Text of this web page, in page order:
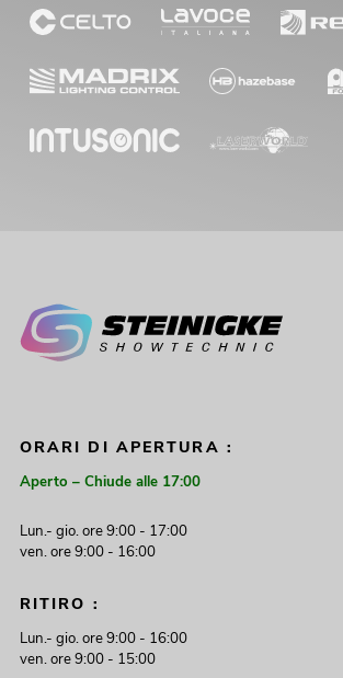
ORARI DI APERTURA :
Aperto – Chiude alle 17:00
Lun.- gio. ore 9:00 - 17:00
ven. ore 9:00 - 16:00
RITIRO :
Lun.- gio. ore 9:00 - 16:00
ven. ore 9:00 - 15:00